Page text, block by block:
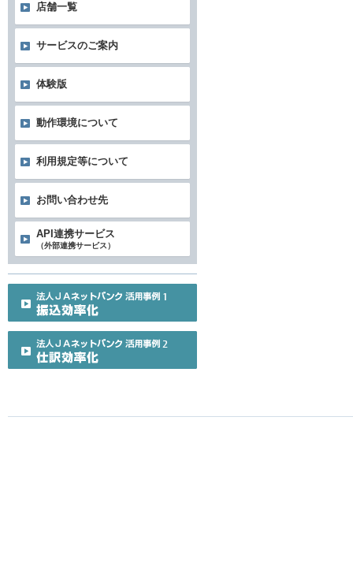
店舗一覧
サービスのご案内
体験版
動作環境について
利用規定等について
お問い合わせ先
API連携サービス
（外部連携サービス）